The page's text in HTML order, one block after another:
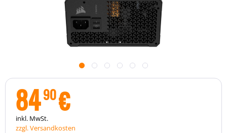
8490€
inkl. MwSt.
zzgl. Versandkosten